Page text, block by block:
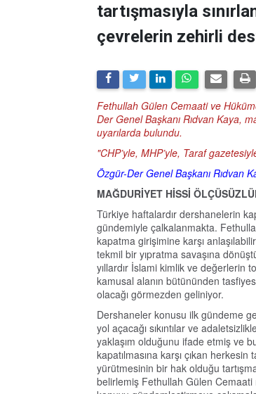
tartışmasıyla
çevrelerin zehirli
Fethullah Gülen Cemaati ve
Der Genel Başkanı Rıdvan Kaya,
uyarılarda bulundu.
"CHP’yle, MHP’yle, Taraf
Özgür-Der Genel Başkanı Rıdvan
MAĞDURİYET HİSSİ
Türkiye haftalardır dershanelerin
gündemiyle çalkalanmakta.
kapatma girişimine karşı
tekmil bir yıpratma savaşına
yıllardır İslami kimlik ve değerlerin
kamusal alanın bütününden
olacağı görmezden geliniyor.
Dershaneler konusu ilk gündeme
yol açacağı sıkıntılar ve
yaklaşım olduğunu ifade etmiş ve
kapatılmasına karşı çıkan
yürütmesinin bir hak olduğu
belirlemiş Fethullah Gülen Cemaati